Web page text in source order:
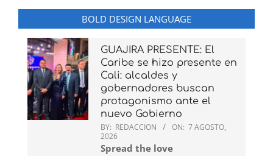
BOLD DESIGN LANGUAGE
GUAJIRA PRESENTE: El
Caribe se hizo presente en
Cali: alcaldes y
gobernadores buscan
protagonismo ante el
nuevo Gobierno
BY: REDACCION ON: 7 AGOSTO,
2026
Spread the love